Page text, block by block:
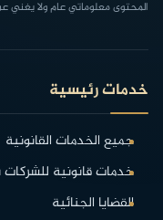
المحتوى معلوماتي عام ولا
خدمات رئيسية
جميع الخدمات القانونية
خدمات قانونية للشركات
القضايا الجنائية